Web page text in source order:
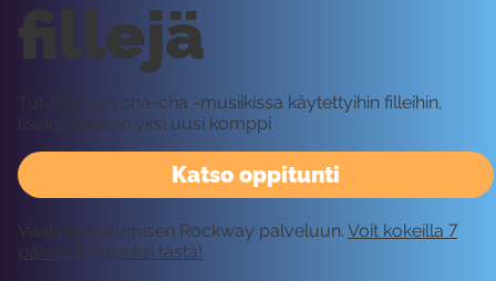
Katso oppitunti
fillejä
Tutustutaan cha-cha -musiikissa käytettyihin filleihin,
lisäksi opitaan yksi uusi komppi
Vaatii kirjautumisen Rockway palveluun. Voit kokeilla 7
päivää ilmaiseksi tästä!